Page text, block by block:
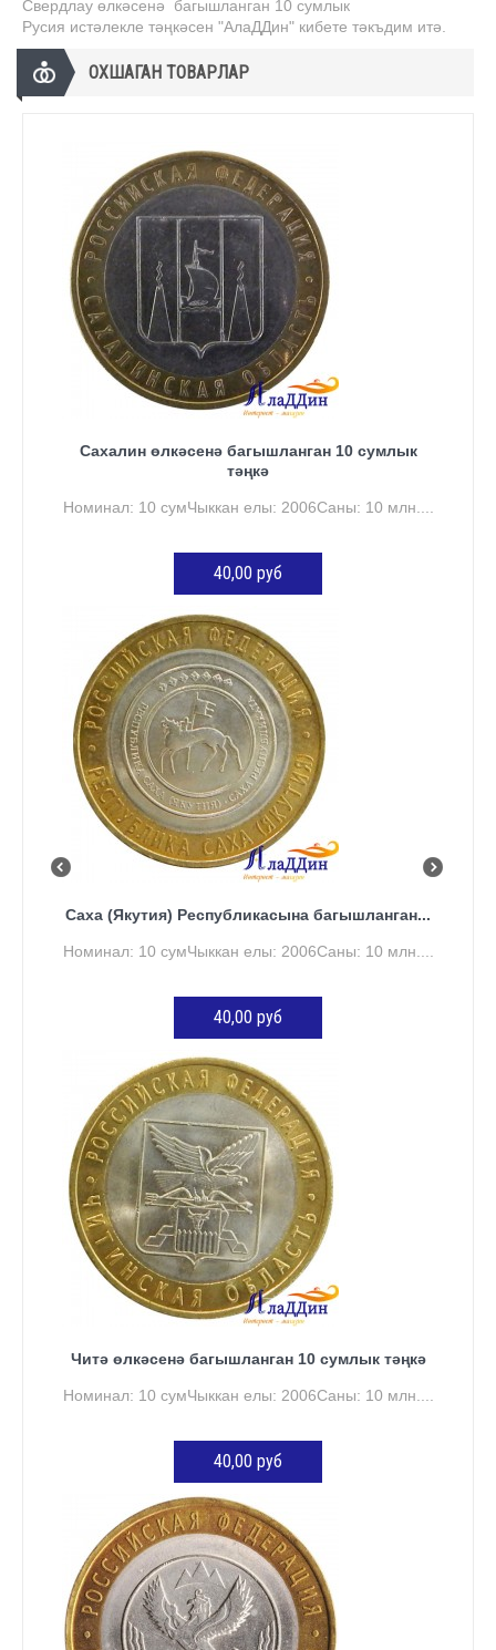
Свердлау өлкәсенә багышланган 10 сумлык
Русия истәлекле тәңкәсен "АлаДДин" кибете тәкъдим итә.
ОХШАГАН ТОВАРЛАР
Сахалин өлкәсенә багышланган 10 сумлык
тәңкә
Номинал: 10 сумЧыккан елы: 2006Саны: 10 млн....
40,00 руб
КӘРҖИНГӘ ӨСТӘҮ
Саха (Якутия) Республикасына багышланган...
Номинал: 10 сумЧыккан елы: 2006Саны: 10 млн....
40,00 руб
КӘРҖИНГӘ ӨСТӘҮ
Читә өлкәсенә багышланган 10 сумлык тәңкә
Номинал: 10 сумЧыккан елы: 2006Саны: 10 млн....
40,00 руб
КӘРҖИНГӘ ӨСТӘҮ